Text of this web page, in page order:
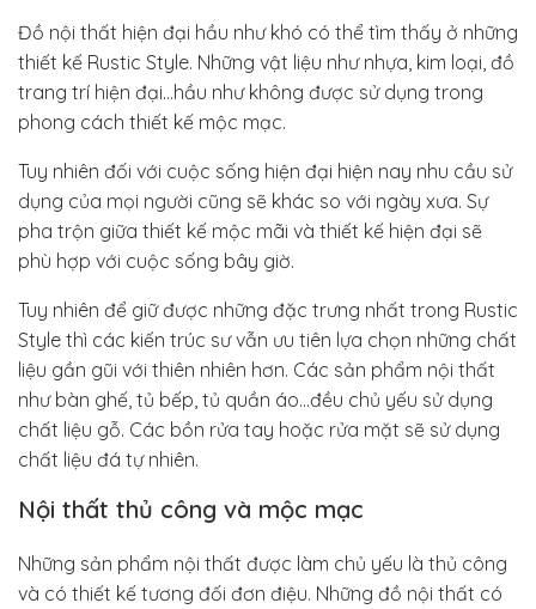
Đồ nội thất hiện đại hầu như khó có thể tìm thấy ở những
thiết kế Rustic Style. Những vật liệu như nhựa, kim loại, đồ
trang trí hiện đại…hầu như không được sử dụng trong
phong cách thiết kế mộc mạc.
Tuy nhiên đối với cuộc sống hiện đại hiện nay nhu cầu sử
dụng của mọi người cũng sẽ khác so với ngày xưa. Sự
pha trộn giữa thiết kế mộc mãi và thiết kế hiện đại sẽ
phù hợp với cuộc sống bây giờ.
Tuy nhiên để giữ được những đặc trưng nhất trong Rustic
Style thì các kiến trúc sư vẫn ưu tiên lựa chọn những chất
liệu gần gũi với thiên nhiên hơn. Các sản phẩm nội thất
như bàn ghế, tủ bếp, tủ quần áo…đều chủ yếu sử dụng
chất liệu gỗ. Các bồn rửa tay hoặc rửa mặt sẽ sử dụng
chất liệu đá tự nhiên.
Nội thất thủ công và mộc mạc
Những sản phẩm nội thất được làm chủ yếu là thủ công
và có thiết kế tương đối đơn điệu. Những đồ nội thất có